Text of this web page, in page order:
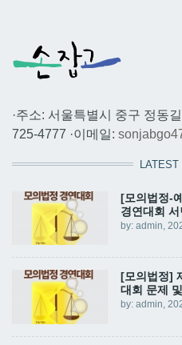
·주소: 서울특별시 중구 정동
725-4777 ·이메일:
[모의법정-
경연대회
by: admin,
[모의법정]
대회 문제
by: admin,